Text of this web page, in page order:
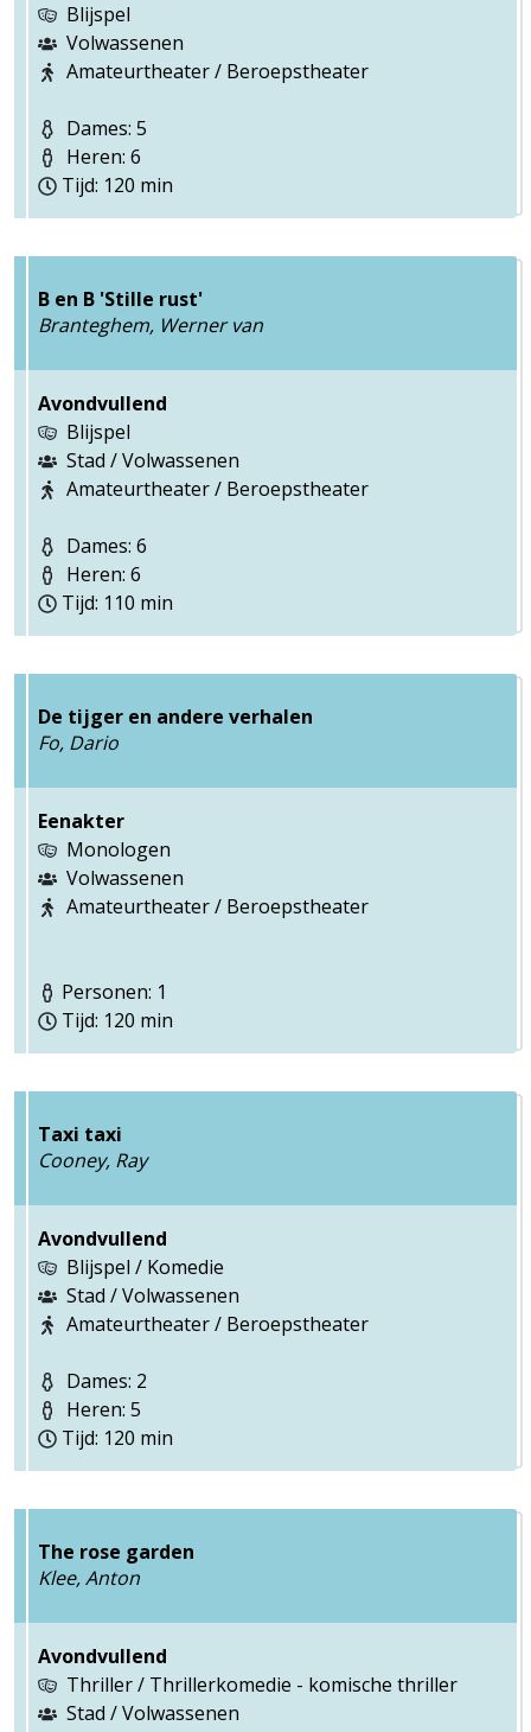
Blijspel
Volwassenen
Amateurtheater / Beroepstheater
Dames: 5
Heren: 6
Tijd: 120 min
B en B 'Stille rust'
Branteghem, Werner van
Avondvullend
Blijspel
Stad / Volwassenen
Amateurtheater / Beroepstheater
Dames: 6
Heren: 6
Tijd: 110 min
De tijger en andere verhalen
Fo, Dario
Eenakter
Monologen
Volwassenen
Amateurtheater / Beroepstheater
Personen: 1
Tijd: 120 min
Taxi taxi
Cooney, Ray
Avondvullend
Blijspel / Komedie
Stad / Volwassenen
Amateurtheater / Beroepstheater
Dames: 2
Heren: 5
Tijd: 120 min
The rose garden
Klee, Anton
Avondvullend
Thriller / Thrillerkomedie - komische thriller
Stad / Volwassenen